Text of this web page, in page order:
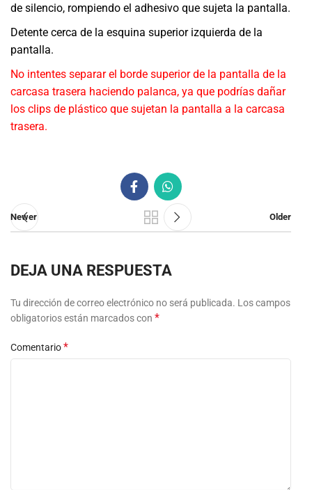
de silencio, rompiendo el adhesivo que sujeta la pantalla.
Detente cerca de la esquina superior izquierda de la
pantalla.
No intentes separar el borde superior de la pantalla de la
carcasa trasera haciendo palanca, ya que podrías dañar
los clips de plástico que sujetan la pantalla a la carcasa
trasera.
Newer Older
DEJA UNA RESPUESTA
Tu dirección de correo electrónico no será publicada. Los campos
obligatorios están marcados con *
Comentario*